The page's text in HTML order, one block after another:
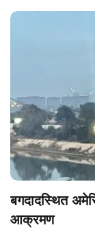
बगदादस्थित
आक्रमण